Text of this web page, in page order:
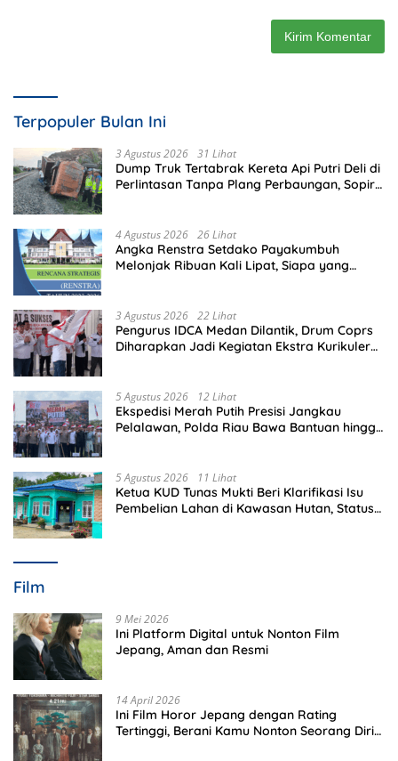
Terpopuler Bulan Ini
3 Agustus 2026 31 Lihat
Dump Truk Tertabrak Kereta Api Putri Deli di
Perlintasan Tanpa Plang Perbaungan, Sopir
4 Agustus 2026 26 Lihat
Angka Renstra Setdako Payakumbuh
Melonjak Ribuan Kali Lipat, Siapa yang
3 Agustus 2026 22 Lihat
Pengurus IDCA Medan Dilantik, Drum Coprs
Diharapkan Jadi Kegiatan Ekstra Kurikuler
5 Agustus 2026 12 Lihat
Ekspedisi Merah Putih Presisi Jangkau
Pelalawan, Polda Riau Bawa Bantuan hingga
5 Agustus 2026 11 Lihat
Ketua KUD Tunas Mukti Beri Klarifikasi Isu
Pembelian Lahan di Kawasan Hutan, Status
Film
9 Mei 2026
Ini Platform Digital untuk Nonton Film
Jepang, Aman dan Resmi
14 April 2026
Ini Film Horor Jepang dengan Rating
Tertinggi, Berani Kamu Nonton Seorang Diri